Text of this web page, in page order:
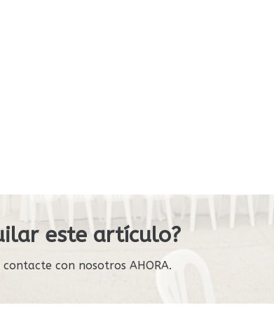
este artículo?
contacte con nosotros AHORA.